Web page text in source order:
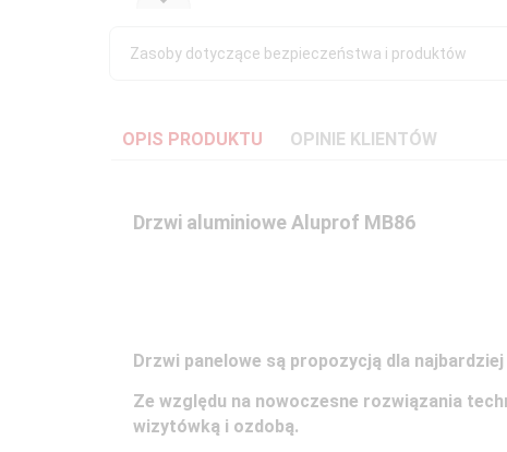
Zasoby dotyczące bezpieczeństwa i produktów
OPIS PRODUKTU OPINIE KLIENTÓW
Drzwi aluminiowe Aluprof MB86
Drzwi panelowe są propozycją dla
Ze względu na nowoczesne rozwiązania
wizytówką i ozdobą.